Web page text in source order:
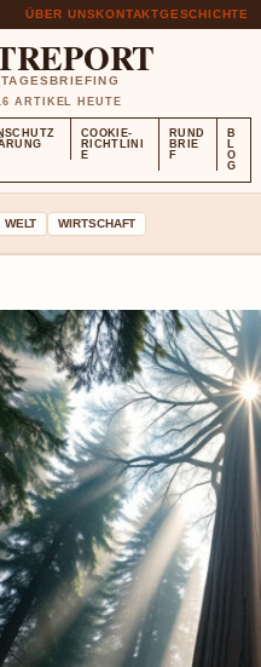
ÜBER UNSKONTAKTGESCHICHTE
ARTIKEL HEUTE
COOKIE-
RICHTLINI
E
RUND
BRIE
F
B
L
O
G
WELT WIRTSCHAFT